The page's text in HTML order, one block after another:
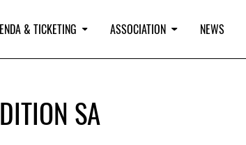
& TICKETING ASSOCIATION NEWS
SA